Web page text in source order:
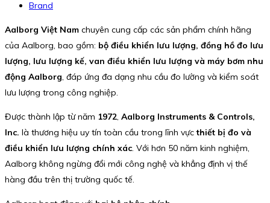
Brand
Aalborg Việt Nam chuyên cung cấp các sản phẩm chính hãng
của Aalborg, bao gồm: bộ điều khiển lưu lượng, đồng hồ đo lưu
lượng, lưu lượng kế, van điều khiển lưu lượng và máy bơm nhu
động Aalborg, đáp ứng đa dạng nhu cầu đo lường và kiểm soát
lưu lượng trong công nghiệp.
Được thành lập từ năm 1972, Aalborg Instruments & Controls,
Inc. là thương hiệu uy tín toàn cầu trong lĩnh vựcthiết bị đo và
điều khiển lưu lượng chính xác. Với hơn 50 năm kinh nghiệm,
Aalborg không ngừng đổi mới công nghệ và khẳng định vị thế
hàng đầu trên thị trường quốc tế.